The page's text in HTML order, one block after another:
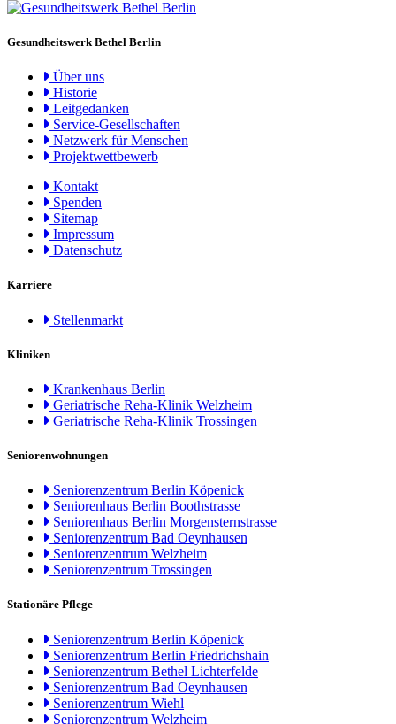
Gesundheitswerk Bethel Berlin
Über uns
Historie
Leitgedanken
Service-Gesellschaften
Netzwerk für Menschen
Projektwettbewerb
Kontakt
Spenden
Sitemap
Impressum
Datenschutz
Karriere
Stellenmarkt
Kliniken
Krankenhaus Berlin
Geriatrische Reha-Klinik Welzheim
Geriatrische Reha-Klinik Trossingen
Seniorenwohnungen
Seniorenzentrum Berlin Köpenick
Seniorenhaus Berlin Boothstrasse
Seniorenhaus Berlin Morgensternstrasse
Seniorenzentrum Bad Oeynhausen
Seniorenzentrum Welzheim
Seniorenzentrum Trossingen
Stationäre Pflege
Seniorenzentrum Berlin Köpenick
Seniorenzentrum Berlin Friedrichshain
Seniorenzentrum Bethel Lichterfelde
Seniorenzentrum Bad Oeynhausen
Seniorenzentrum Wiehl
Seniorenzentrum Welzheim